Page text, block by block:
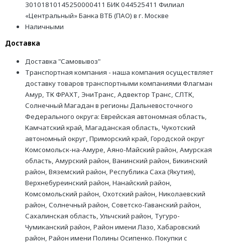
30101810145250000411 БИК 044525411 Филиал
«Центральный» Банка ВТБ (ПАО) в г. Москве
Наличными
Доставка
Доставка "Самовывоз"
Транспортная компания - наша компания осуществляет
доставку товаров транспортными компаниями Флагман
Амур, ТК ФРАХТ, ЭниТранс, Адвектор Транс, СЛТК,
Солнечный Магадан в регионы Дальневосточного
Федерального округа: Еврейская автономная область,
Камчатский край, Магаданская область, Чукотский
автономный округ, Приморский край, Городской округ
Комсомольск-на-Амуре, Аяно-Майский район, Амурская
область, Амурский район, Ванинский район, Бикинский
район, Вяземский район, Республика Саха (Якутия),
Верхнебуреинский район, Нанайский район,
Комсомольский район, Охотский район, Николаевский
район, Солнечный район, Советско-Гаванский район,
Сахалинская область, Ульчский район, Тугуро-
Чумиканский район, Район имени Лазо, Хабаровский
район, Район имени Полины Осипенко. Покупки с